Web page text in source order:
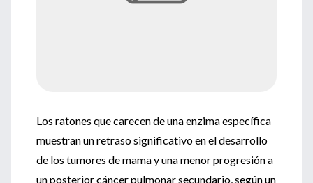
Los ratones que carecen de una enzima específica
muestran un retraso significativo en el desarrollo
de los tumores de mama y una menor progresión a
un posterior cáncer pulmonar secundario, según un